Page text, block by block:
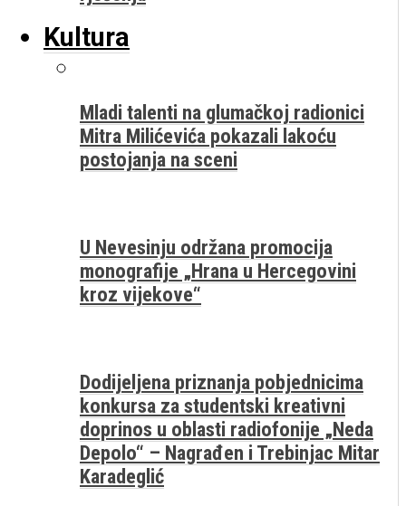
Kultura
Mladi talenti na glumačkoj radionici
Mitra Milićevića pokazali lakoću
postojanja na sceni
U Nevesinju održana promocija
monografije „Hrana u Hercegovini
kroz vijekove“
Dodijeljena priznanja pobjednicima
konkursa za studentski kreativni
doprinos u oblasti radiofonije „Neda
Depolo“ – Nagrađen i Trebinjac Mitar
Karadeglić